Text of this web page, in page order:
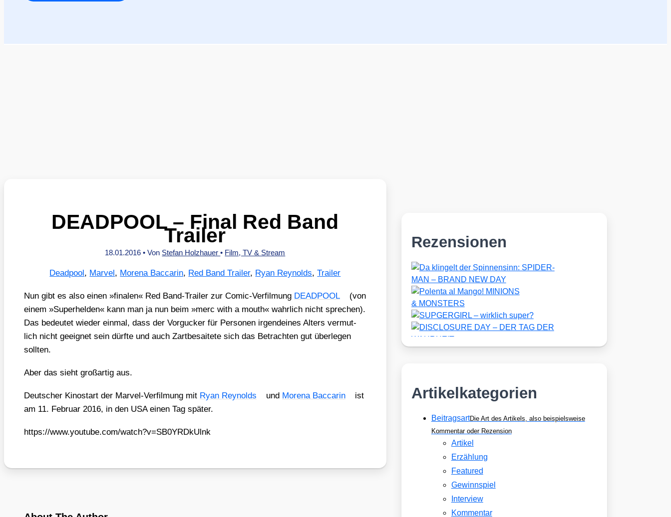
DEADPOOL – Final Red Band
Trailer
18.01.2016• Von Stefan Holzhauer• Film, TV & Stream
Deadpool , Marvel , Morena Baccarin, Red Band Trailer, Ryan Reynolds,Trailer
Nun gibt es also einen »fina­len« Red Band-Trai­ler zur Comic-Ver­fil­mung DEADPOOL
(von
einem »Super­hel­den« kann man ja nun beim »merc with a mouth« wahr­lich nicht spre­chen).
Das bedeu­tet wie­der ein­mal, dass der Vor­gu­cker für Per­so­nen irgend­ei­nes Alters ver­mut­
lich nicht geeig­net sein dürf­te und auch Zart­be­sai­te­te sich das Betrach­ten gut über­le­gen
soll­ten.
Aber das sieht groß­ar­tig aus.
Deut­scher Kino­start der Mar­vel-Ver­fil­mung mit Ryan Rey­nolds und More­na Bac­ca­rin
ist
am 11. Febru­ar 2016, in den USA einen Tag spä­ter.
https://​www​.you​tube​.com/​w​a​t​c​h​?​v​=​S​B​0​Y​R​D​k​U​lnk
Rezensionen
Artikelkategorien
BeitragsartDie Art des Artikels, also beispielsweise
Kommentar oder Rezension
Artikel
Erzählung
Featured
Gewinnspiel
Interview
Kommentar